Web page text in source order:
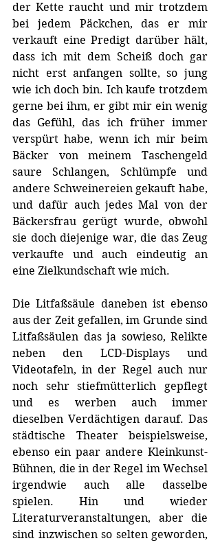
der Kette raucht und mir trotzdem
bei jedem Päckchen, das er mir
verkauft eine Predigt darüber hält,
dass ich mit dem Scheiß doch gar
nicht erst anfangen sollte, so jung
wie ich doch bin. Ich kaufe trotzdem
gerne bei ihm, er gibt mir ein wenig
das Gefühl, das ich früher immer
verspürt habe, wenn ich mir beim
Bäcker von meinem Taschengeld
saure Schlangen, Schlümpfe und
andere Schweinereien gekauft habe,
und dafür auch jedes Mal von der
Bäckersfrau gerügt wurde, obwohl
sie doch diejenige war, die das Zeug
verkaufte und auch eindeutig an
eine Zielkundschaft wie mich.
Die Litfaßsäule daneben ist ebenso
aus der Zeit gefallen, im Grunde sind
Litfaßsäulen das ja sowieso, Relikte
neben den LCD-Displays und
Videotafeln, in der Regel auch nur
noch sehr stiefmütterlich gepflegt
und es werben auch immer
dieselben Verdächtigen darauf. Das
städtische Theater beispielsweise,
ebenso ein paar andere Kleinkunst-
Bühnen, die in der Regel im Wechsel
irgendwie auch alle dasselbe
spielen. Hin und wieder
Literaturveranstaltungen, aber die
sind inzwischen so selten geworden,